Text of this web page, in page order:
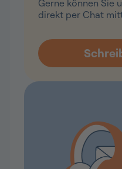
Gerne können Sie
direkt per Chat